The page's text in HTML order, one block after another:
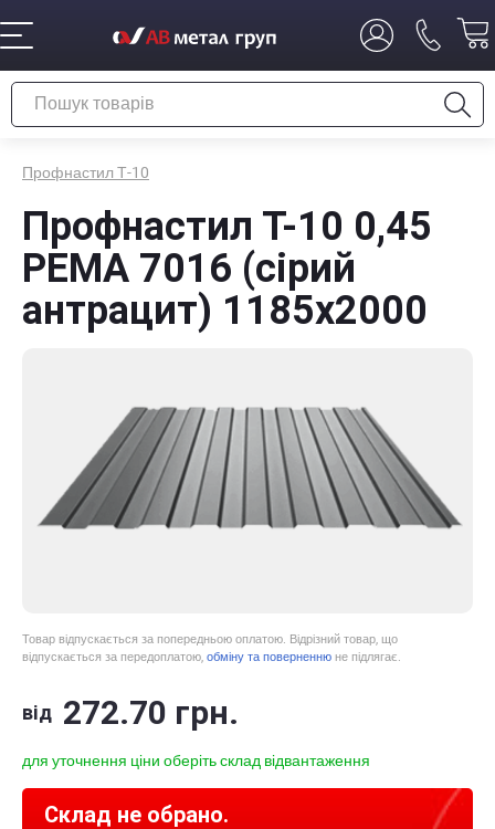
Профнастил Т-10
Профнастил Т-10 0,45
PEMA 7016 (сірий
антрацит) 1185х2000
Товар відпускається за попередньою оплатою. Відрізний товар, що
відпускається за передоплатою, обміну та поверненню не підлягає.
від 272.70 грн.
для уточнення ціни оберіть склад відвантаження
Склад не обрано.